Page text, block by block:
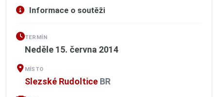
Informace o soutěži
TERMÍN
Neděle 15. června 2014
MÍSTO
Slezské Rudoltice BR